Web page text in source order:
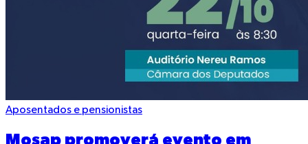
Aposentados e pensionistas
Mosap promoverá evento em